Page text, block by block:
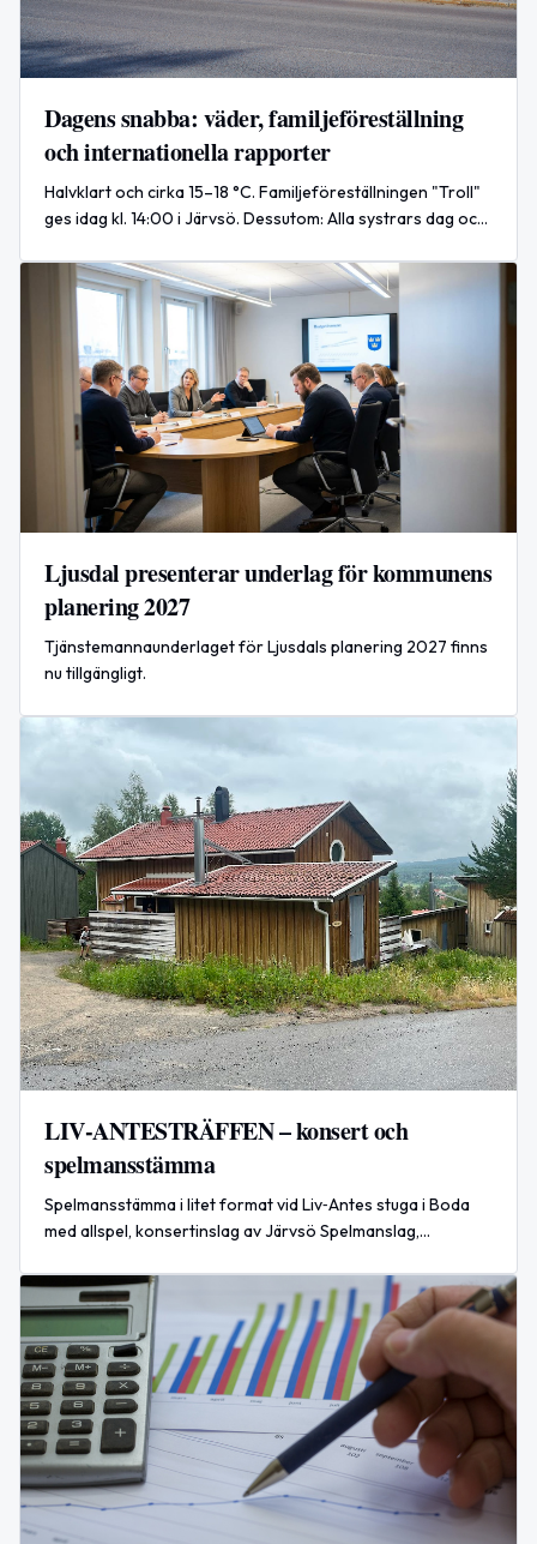
Dagens snabba: väder, familjeföreställning
och internationella rapporter
Halvklart och cirka 15–18 °C. Familjeföreställningen "Troll"
ges idag kl. 14:00 i Järvsö. Dessutom: Alla systrars dag och
Ljusdal presenterar underlag för kommunens
planering 2027
Tjänstemannaunderlaget för Ljusdals planering 2027 finns
nu tillgängligt.
LIV‑ANTESTRÄFFEN – konsert och
spelmansstämma
Spelmansstämma i litet format vid Liv‑Antes stuga i Boda
med allspel, konsertinslag av Järvsö Spelmanslag,
buskspel efteråt.